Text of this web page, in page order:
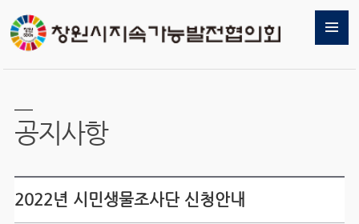
공지사항
2022년 시민생물조사단 신청안내